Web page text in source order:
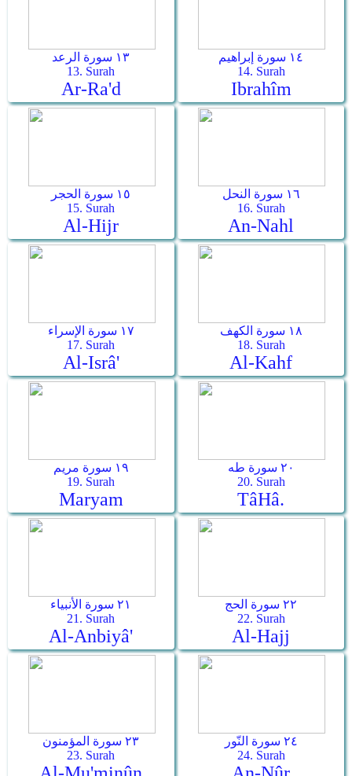
١٣ سورة الرعد
13. Surah
Ar-Ra'd
١٤ سورة إبراهيم
14. Surah
Ibrahîm
١٥ سورة الحجر
15. Surah
Al-Hijr
١٦ سورة النحل
16. Surah
An-Nahl
١٧ سورة الإسراء
17. Surah
Al-Isrâ'
١٨ سورة الكهف
18. Surah
Al-Kahf
١٩ سورة مريم
19. Surah
Maryam
٢٠ سورة طه
20. Surah
Tâ­Hâ.
٢١ سورة الأنبياء
21. Surah
Al-Anbiyâ'
٢٢ سورة الحج
22. Surah
Al-Hajj
٢٣ سورة المؤمنون
23. Surah
٢٤ سورة النّور
24. Surah